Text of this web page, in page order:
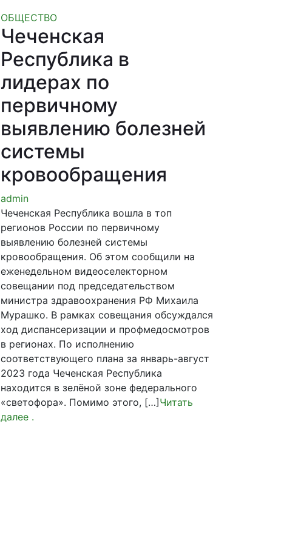
ОБЩЕСТВО
Чеченская
Республика в
лидерах по
первичному
выявлению болезней
системы
кровообращения
admin
Чеченская Республика вошла в топ
регионов России по первичному
выявлению болезней системы
кровообращения. Об этом сообщили на
еженедельном видеоселекторном
совещании под председательством
министра здравоохранения РФ Михаила
Мурашко. В рамках совещания обсуждался
ход диспансеризации и профмедосмотров
в регионах. По исполнению
соответствующего плана за январь-август
2023 года Чеченская Республика
находится в зелёной зоне федерального
«светофора». Помимо этого, […]Читать
далее .